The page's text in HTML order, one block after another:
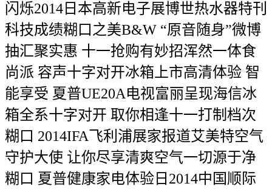
闪烁2014日本高新电子展博世热水器特刊
科技成绩糊口之美B&W “原音随身”微博
抽汇聚实惠 十一抢购有妙招浑然一体食
尚派 容声十字对开冰箱上市高清体验 智
能享受 夏普UE20A电视富丽呈现海信冰
箱全系十字对开 取你相逢十一打制档次
糊口 2014IFA飞利浦展家报道艾美特空气
守护大使 让你尽享清爽空气一切源于净
糊口 夏普健康家电体验日2014中国顺际